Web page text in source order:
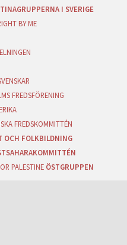
I SVERIGE
BY ME
FREDSFÖRENING
FREDSKOMMITTÉN
OCH FOLKBILDNING
PALESTINE ÖSTGRUPPEN